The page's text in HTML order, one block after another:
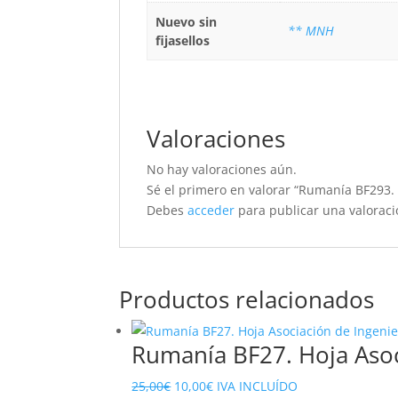
Nuevo sin
fijasellos
** MNH
Valoraciones
No hay valoraciones aún.
Sé el primero en valorar “Rumanía
Debesacceder para publicar una
Productos relacionados
Rumanía BF27. Hoja
25,00€ El
10,00€ElIVA INCLUÍDO